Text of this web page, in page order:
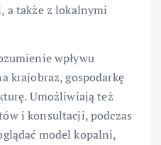
a także z lokalnymi
wpływu
krajobraz, gospodarkę
Umożliwiają też
i konsultacji, podczas
model kopalni,